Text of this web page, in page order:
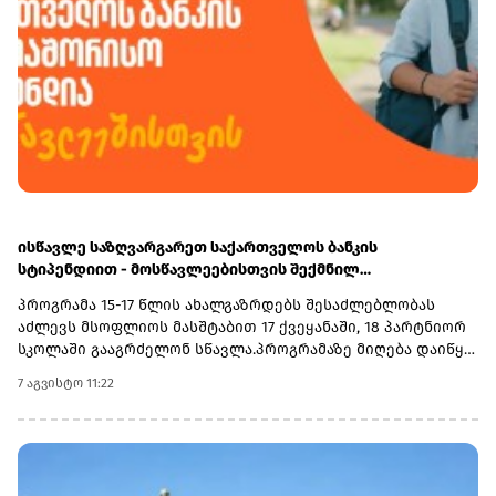
ისწავლე საზღვარგარეთ საქართველოს ბანკის
სტიპენდიით - მოსწავლეებისთვის შექმნილ
პროგრამა 15-17 წლის ახალგაზრდებს შესაძლებლობას
აძლევს მსოფლიოს მასშტაბით 17 ქვეყანაში, 18 პარტნიორ
სკოლაში გააგრძელონ სწავლა.პროგრამაზე მიღება დაიწყო
ეწვიეთ ვებგვერდს. ინფორმაციისთვის, გაერთიანებული
მსოფლიო სკოლები (UWC) წარმოადგენს საერთაშორისო
საგანმანათლებლო მოძრაობას ახალგაზრდებისთვის,
სხვადასხვა ერისა და კულტურის დასაახლოებლად და ამ
7 აგვისტო 11:22